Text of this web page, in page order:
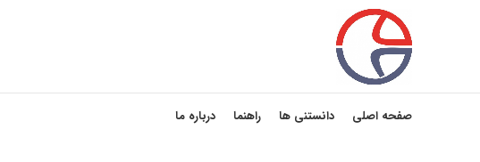
صفحه اصلی دانستنی ها راهنما درباره ما